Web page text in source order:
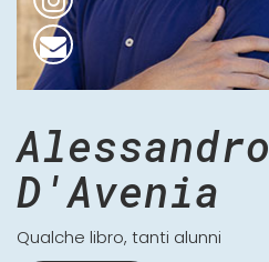
Alessandro
D'Avenia
Qualche libro, tanti alunni